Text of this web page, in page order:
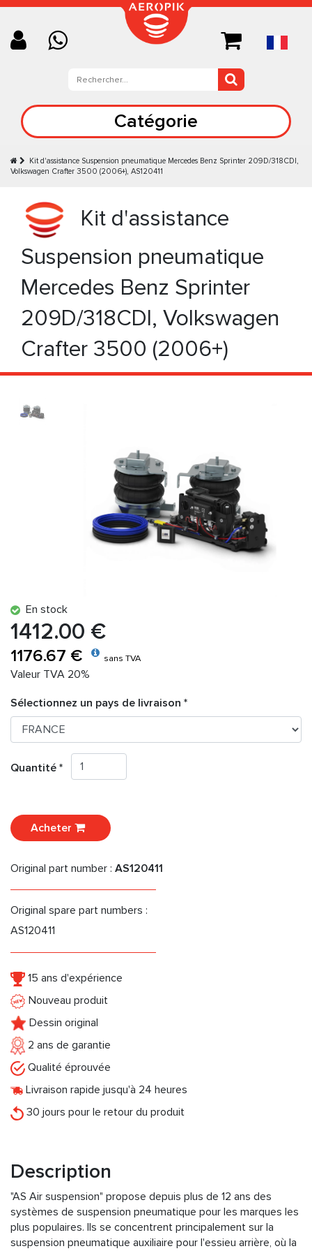
Catégorie
Kit d'assistance Suspension pneumatique Mercedes Benz Sprinter 209D/318CDI,
Volkswagen Crafter 3500 (2006+), AS120411
Kit d'assistance
Suspension pneumatique
Mercedes Benz Sprinter
209D/318CDI, Volkswagen
Crafter 3500 (2006+)
En stock
1412.00 €
1176.67 € sans TVA
Valeur TVA 20%
Sélectionnez un pays de livraison *
Quantité *
Acheter
Original part number : AS120411
Original spare part numbers :
AS120411
15 ans d'expérience
Nouveau produit
Dessin original
2 ans de garantie
Qualité éprouvée
Livraison rapide jusqu'à 24 heures
30 jours pour le retour du produit
Description
"AS Air suspension" propose depuis plus de 12 ans des
systèmes de suspension pneumatique pour les marques les
plus populaires. Ils se concentrent principalement sur la
suspension pneumatique auxiliaire pour l'essieu arrière, où la